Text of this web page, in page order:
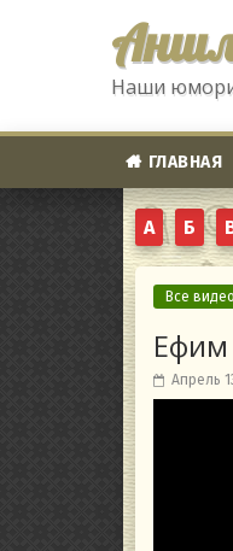
Наши
ГЛАВНАЯ
А Б
Все
Апрель